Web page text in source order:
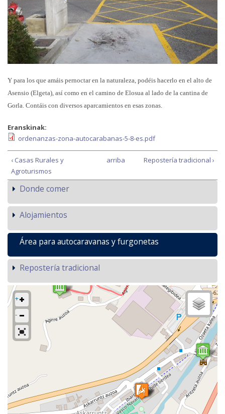
Y para los que amáis pernoctar en la naturaleza, podéis hacerlo en el alto de
Asensio (Elgeta), así como en el camino de Elosua al lado de la cantina de
Gorla. Contáis con diversos aparcamientos en esas zonas.
Eranskinak:
ordenanzas-zona-autocarabanas-5-8-es.pdf
‹ Casas Rurales y
Agroturismos
arriba Repostería tradicional ›
Donde comer
Alojamientos
Área para autocaravanas y furgonetas
Repostería tradicional
+
-